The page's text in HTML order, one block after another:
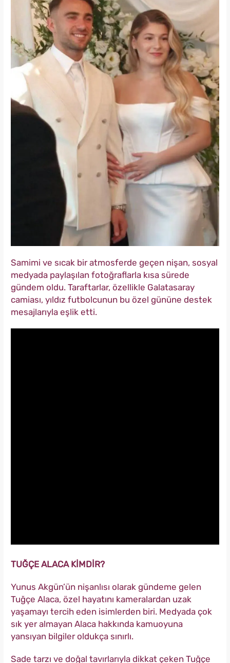
Samimi ve sıcak bir atmosferde geçen nişan, sosyal
medyada paylaşılan fotoğraflarla kısa sürede
gündem oldu. Taraftarlar, özellikle Galatasaray
camiası, yıldız futbolcunun bu özel gününe destek
mesajlarıyla eşlik etti.
TUĞÇE ALACA KİMDİR?
Yunus Akgün’ün nişanlısı olarak gündeme gelen
Tuğçe Alaca, özel hayatını kameralardan uzak
yaşamayı tercih eden isimlerden biri. Medyada çok
sık yer almayan Alaca hakkında kamuoyuna
yansıyan bilgiler oldukça sınırlı.
Sade tarzı ve doğal tavırlarıyla dikkat çeken Tuğçe